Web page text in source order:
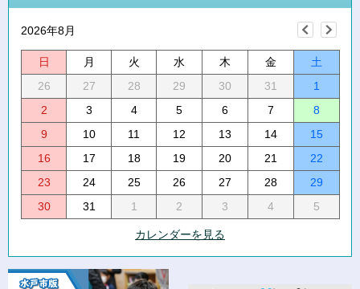
2026年8月
日 月 火 水 木 金
土
26
27 28 29 30 31
1
2
3 4 5 6 7
8
9
10 11 12 13 14
15
16
17 18 19 20 21
22
23
24 25 26 27 28
29
30
31 1 2 3 4 5
カレンダーを見る